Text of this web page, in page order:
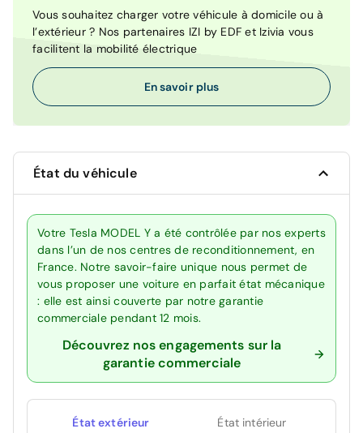
Vous souhaitez charger votre véhicule à domicile ou à
l’extérieur ? Nos partenaires IZI by EDF et Izivia vous
facilitent la mobilité électrique
En savoir plus
État du véhicule
Votre Tesla MODEL Y a été contrôlée par nos experts
dans l’un de nos centres de reconditionnement, en
France. Notre savoir-faire unique nous permet de
vous proposer une voiture en parfait état mécanique
: elle est ainsi couverte par notre garantie
commerciale pendant 12 mois.
Découvrez nos engagements sur la
garantie commerciale
État extérieur État intérieur